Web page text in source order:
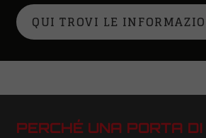
QUI TROVI LE
PERCHÉ UNA PORTA